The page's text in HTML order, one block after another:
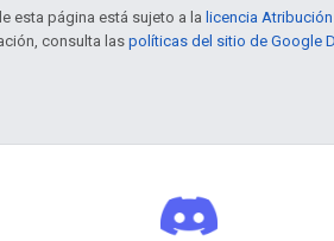
esta página está sujeto a la licencia
consulta las políticas del sitio de Google